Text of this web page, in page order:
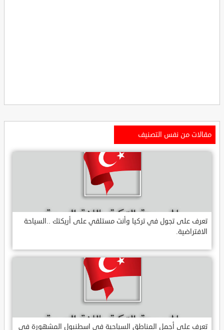
مقالات من نفس التصنيف
تعرف على تجول في تركيا وأنت مستلقي على أريكتك ..السياحة
الافتراضية.
تعرف على أجمل المناطق السياحية في اسطنبول المشهورة في